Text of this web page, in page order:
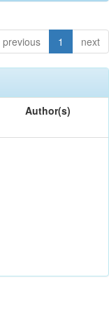
previous 1 next
Author(s)